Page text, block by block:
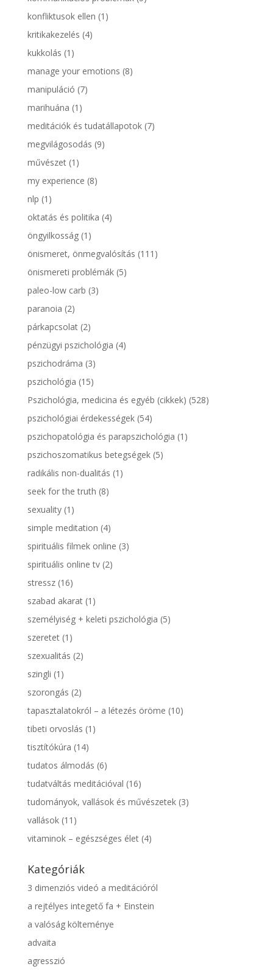
konfliktusok ellen (1)
kritikakezelés (4)
kukkolás (1)
manage your emotions (8)
manipuláció (7)
marihuána (1)
meditációk és tudatállapotok(7)
megvilágosodás (9)
művészet(1)
my experience (8)
nlp (1)
oktatás és politika (4)
öngyilkosság(1)
önismeret, önmegvalósítás (111)
önismereti problémák(5)
paleo-low carb (3)
paranoia (2)
párkapcsolat(2)
pénzügyi pszichológia (4)
pszichodráma (3)
pszichológia (15)
Pszichológia, medicina és egyéb (cikkek) (528)
pszichológiai érdekességek(54)
pszichopatológia és parapszichológia (1)
pszichoszomatikus betegségek(5)
radikális non-dualitás (1)
seek for the truth (8)
sexuality(1)
simple meditation (4)
spirituális filmek online (3)
spirituális online tv(2)
stressz(16)
szabad akarat(1)
személyiség + keleti pszichológia (5)
szeretet(1)
szexualitás (2)
szingli (1)
szorongás (2)
tapasztalatokról – a létezés öröme (10)
tibeti orvoslás (1)
tisztítókúra (14)
tudatos álmodás (6)
tudatváltás meditációval (16)
tudományok, vallások és művészetek(3)
vallások(11)
vitaminok – egészséges élet(4)
Kategóriák
3 dimenziós videó a meditációról
a rejtélyes integető fa + Einstein
a valóság költeménye
advaita
agresszió